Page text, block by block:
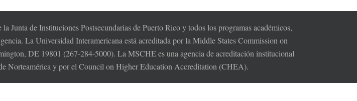
Junta de Instituciones Postsecundarias de Puerto Rico y todos los programas académicos,
La Universidad Interamericana está acreditada por la Middle States Commission on
DE 19801 (267-284-5000). La MSCHE es una agencia de acreditación institucional
Norteamérica y por el Council on Higher Education Accreditation (CHEA).